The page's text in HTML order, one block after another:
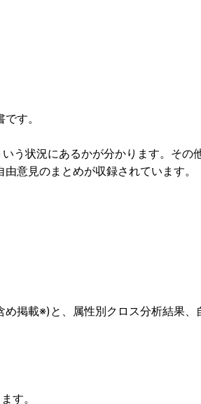
す。
う状況にあるかが分かります。その
意見のまとめが収録されています。
掲載※)と、属性別クロス分析結果、
す。